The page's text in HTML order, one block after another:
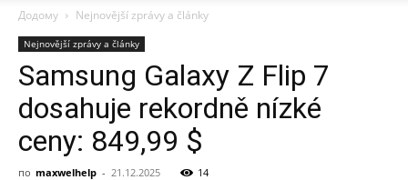
Додому Nejnovější zprávy a články
Nejnovější zprávy a články
Samsung Galaxy Z Flip 7
dosahuje rekordně nízké
ceny: 849,99 $
по maxwelhelp - 21.12.2025 14